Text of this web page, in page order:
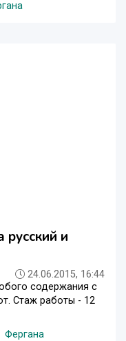
русский и
24.06.2015, 16:44
содержания с
Стаж работы - 12
Фергана